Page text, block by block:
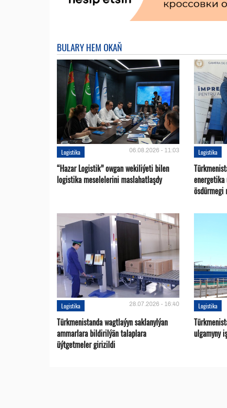
BULARY HEM OKAŇ
Logistika 06.08.2026 - 11:03
“Hazar Logistik” owgan wekiliýeti bilen
logistika meselelerini maslahatlaşdy
Logistika
energetika
ösdürmegi
Logistika 28.07.2026 - 16:40
Türkmenistanda wagtlaýyn saklanylýan
ammarlara bildirilýän talaplara
üýtgetmeler girizildi
Logistika
ulgamyny